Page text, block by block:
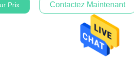
Prix Contactez Maintenant